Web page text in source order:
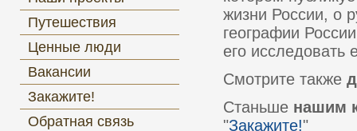
Путешествия
Ценные люди
Вакансии
Закажите!
Обратная связь
жизни России, о
географии
его исследовать
Смотрите также
Станьше нашим
"Закажите!"